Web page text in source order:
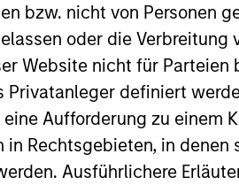
bzw. nicht von Personen
oder die
Website nicht für
definiert
Aufforderung zu
Rechtsgebieten, in
Ausführlichere
and educational
holdings), or will perform well in
owners. The information on
here, you agree that you are
of any hyperlink is not and
in any hyperlinked site. In